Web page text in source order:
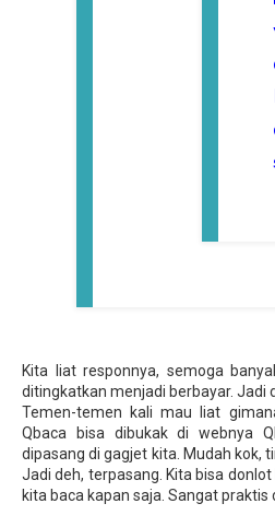
Kita liat responnya, semoga
ditingkatkan menjadi berbayar. Jadi
Temen-temen kali mau liat
Qbaca bisa dibukak di webnya
dipasang di gagjet kita. Mudah kok,
Jadi deh, terpasang. Kita bisa
kita baca kapan saja. Sangat praktis